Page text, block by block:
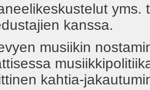
yms.
kanssa.
musiikin
kahtia-